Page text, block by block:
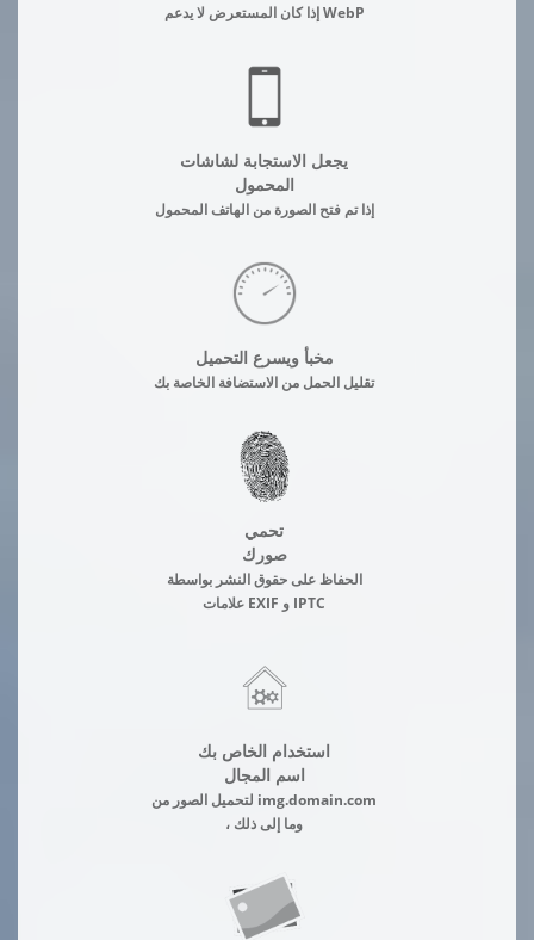
إذا كان المستعرض لا يدعم WebP
يجعل الاستجابة لشاشات
المحمول
إذا تم فتح الصورة من الهاتف المحمول
مخبأ ويسرع التحميل
تقليل الحمل من الاستضافة الخاصة بك
تحمي
صورك
الحفاظ على حقوق النشر بواسطة
علامات EXIF و IPTC
استخدام الخاص بك
اسم المجال
لتحميل الصور من img.domain.com
، وما إلى ذلك